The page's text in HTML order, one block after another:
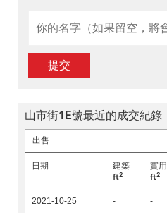
提交
山市街1E號最近的成交紀錄
出售
日期
建築
ft2
實用
ft2
2021-10-25 - -